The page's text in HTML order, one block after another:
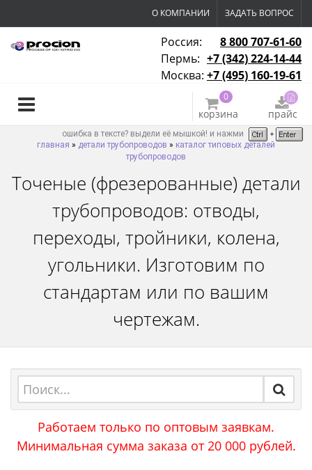
О КОМПАНИИ ЗАДАТЬ ВОПРОС
Россия:
8 800 707-61-60
Пермь: +7 (342) 224-14-44
Москва: +7 (495) 160-19-61
0
корзина прайс
ошибка в тексте? выдели её мышкой! и нажми
главная » детали трубопроводов » каталог типовых деталей
трубопроводов
Точеные (фрезерованные) детали
трубопроводов: отводы,
переходы, тройники, колена,
угольники. Изготовим по
стандартам или по вашим
чертежам.
Работаем только по оптовым заявкам.
Минимальная сумма заказа от 20 000 рублей.